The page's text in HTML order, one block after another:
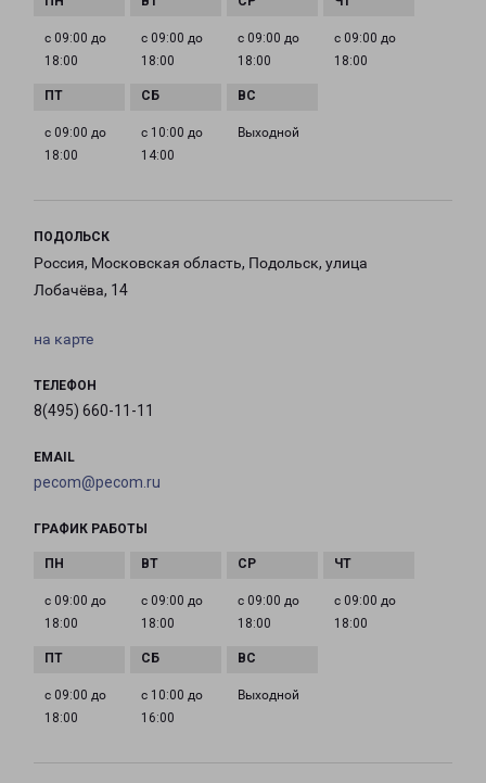
с 09:00 до
18:00
с 09:00 до
18:00
с 09:00 до
18:00
с 09:00 до
18:00
с 09:00 до
18:00
с 10:00 до
14:00
Выходной
ПОДОЛЬСК
Россия, Московская область, Подольск, улица
Лобачёва, 14
на карте
ТЕЛЕФОН
8(495) 660-11-11
EMAIL
pecom@pecom.ru
ГРАФИК РАБОТЫ
с 09:00 до
18:00
с 09:00 до
18:00
с 09:00 до
18:00
с 09:00 до
18:00
с 09:00 до
18:00
с 10:00 до
16:00
Выходной